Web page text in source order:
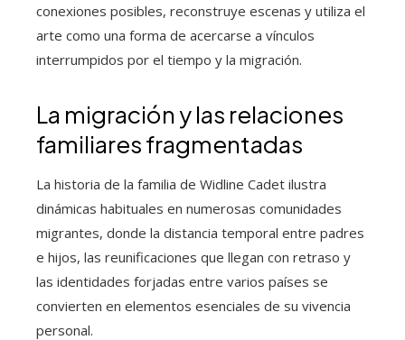
conexiones posibles, reconstruye escenas y utiliza el
arte como una forma de acercarse a vínculos
interrumpidos por el tiempo y la migración.
La migración y las relaciones
familiares fragmentadas
La historia de la familia de Widline Cadet ilustra
dinámicas habituales en numerosas comunidades
migrantes, donde la distancia temporal entre padres
e hijos, las reunificaciones que llegan con retraso y
las identidades forjadas entre varios países se
convierten en elementos esenciales de su vivencia
personal.